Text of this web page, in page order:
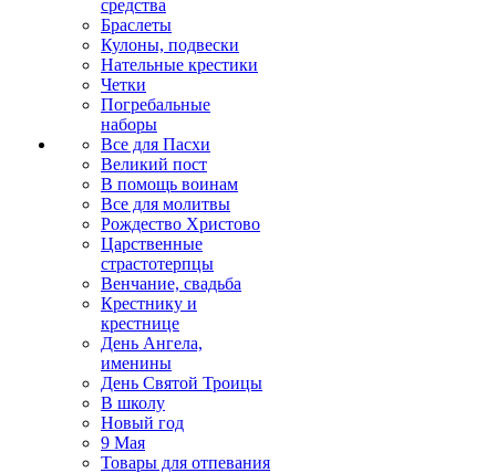
средства
Браслеты
Кулоны, подвески
Нательные крестики
Четки
Погребальные
наборы
Все для Пасхи
Великий пост
В помощь воинам
Все для молитвы
Рождество Христово
Царственные
страстотерпцы
Венчание, свадьба
Крестнику и
крестнице
День Ангела,
именины
День Святой Троицы
В школу
Новый год
9 Мая
Товары для отпевания